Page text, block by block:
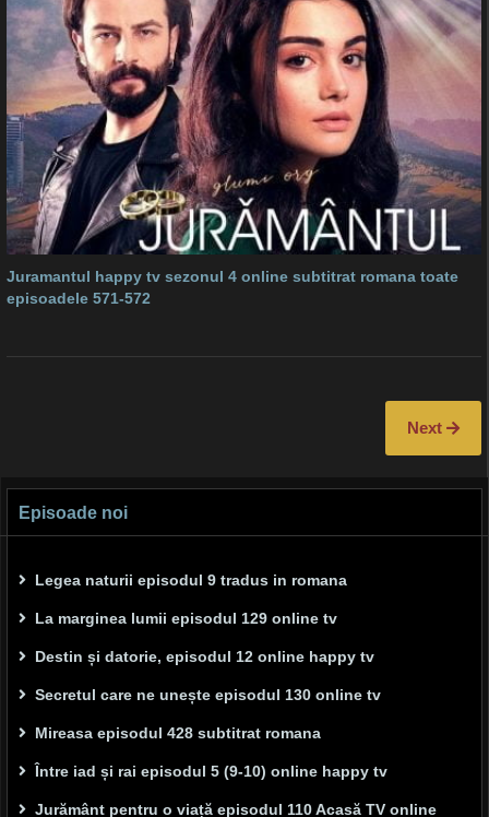
Juramantul happy tv sezonul 4 online subtitrat romana toate
episoadele 571-572
Next
Episoade noi
Legea naturii episodul 9 tradus in romana
La marginea lumii episodul 129 online tv
Destin și datorie, episodul 12 online happy tv
Secretul care ne unește episodul 130 online tv
Mireasa episodul 428 subtitrat romana
Între iad și rai episodul 5 (9-10) online happy tv
Jurământ pentru o viață episodul 110 Acasă TV online